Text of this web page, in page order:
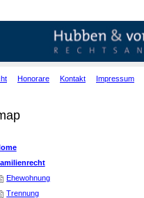
Honorare Kontakt Impressum
Ehewohnung
Trennung